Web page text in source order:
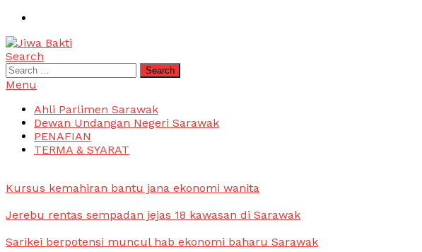
Skip
Content
Jiwa Bakti
Suara PBB Sarawak
Search
Search
for:
Menu
Ahli Parlimen Sarawak
Dewan Undangan Negeri Sarawak
PENAFIAN
TERMA & SYARAT
Kursus kemahiran bantu jana ekonomi wanita
Jerebu rentas sempadan jejas 18 kawasan di Sarawak
Sarikei berpotensi muncul hab ekonomi baharu Sarawak